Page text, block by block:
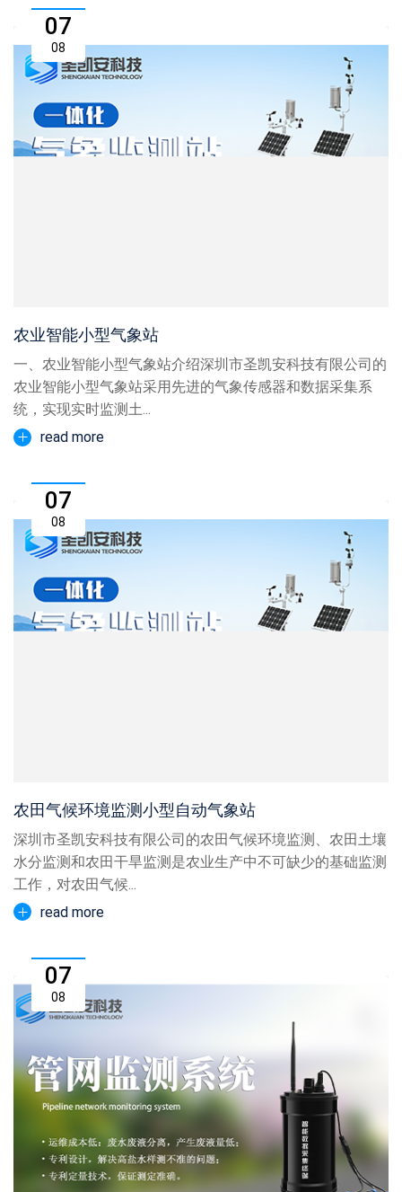
07
08
农业智能小型气象站
一、农业智能小型气象站介绍深圳市圣凯安科技有限公司的
农业智能小型气象站采用先进的气象传感器和数据采集系
统，实现实时监测土...
read more
07
08
农田气候环境监测小型自动气象站
深圳市圣凯安科技有限公司的农田气候环境监测、农田土壤
水分监测和农田干旱监测是农业生产中不可缺少的基础监测
工作，对农田气候...
read more
07
08